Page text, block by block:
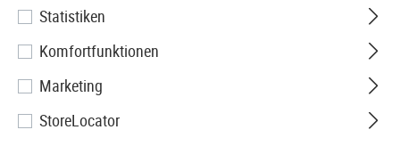
Charge Pro MPLS RBIW
Statistiken
Komfortfunktionen
Marketing
StoreLocator